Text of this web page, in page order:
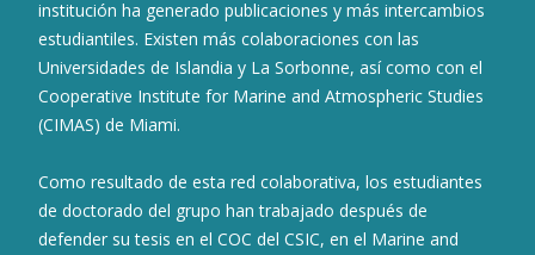
institución ha generado publicaciones y más intercambios
estudiantiles. Existen más colaboraciones con las
Universidades de Islandia y La Sorbonne, así como con el
Cooperative Institute for Marine and Atmospheric Studies
(CIMAS) de Miami.
Como resultado de esta red colaborativa, los estudiantes
de doctorado del grupo han trabajado después de
defender su tesis en el COC del CSIC, en el Marine and